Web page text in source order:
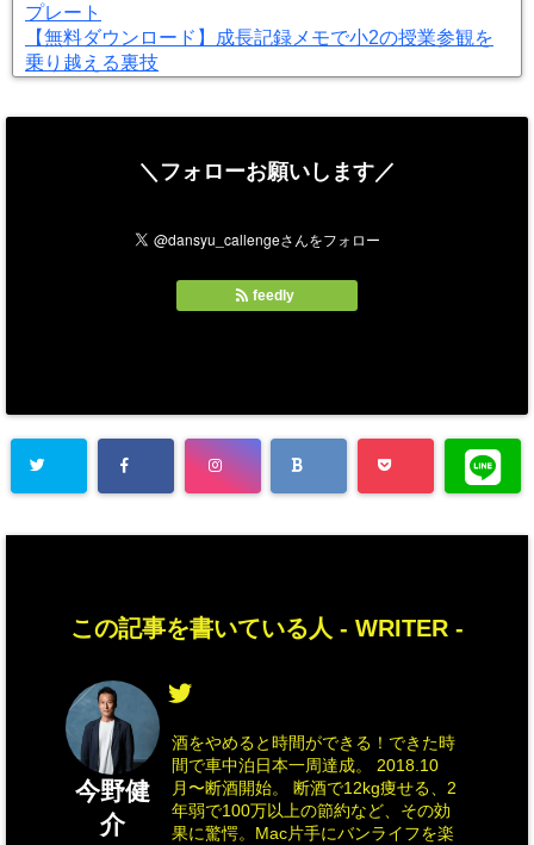
プレート
【無料ダウンロード】成長記録メモで小2の授業参観を
乗り越える裏技
＼フォローお願いします／
feedly
この記事を書いている人 - WRITER -
今野健
介
酒をやめると時間ができる！できた時
間で車中泊日本一周達成。 2018.10
月〜断酒開始。 断酒で12kg痩せる、2
年弱で100万以上の節約など、その効
果に驚愕。Mac片手にバンライフを楽